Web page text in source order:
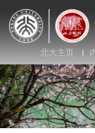
北大主页